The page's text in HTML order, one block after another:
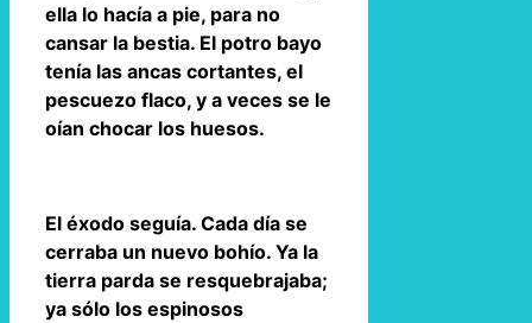
ella lo hacía a pie, para no
cansar la bestia. El potro bayo
tenía las ancas cortantes, el
pescuezo flaco, y a veces se le
oían chocar los huesos.
El éxodo seguía. Cada día se
cerraba un nuevo bohío. Ya la
tierra parda se resquebrajaba;
ya sólo los espinosos